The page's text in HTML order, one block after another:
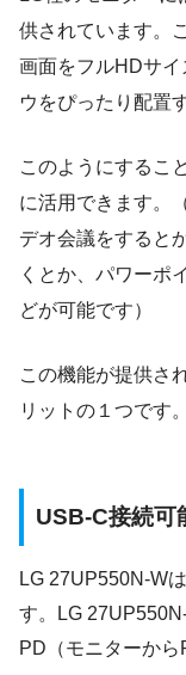
供されています。
画面をフルHDサ
ウをぴったり配置
このようにするこ
に活用できます。
デオ会議をすると
くとか、パワーポ
どが可能です）
この機能が提供さ
リットの１つです。
USB-C接続可
LG 27UP550N-W
す。LG
PD（モニターから